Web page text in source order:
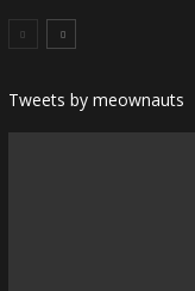
Tweets by meownauts